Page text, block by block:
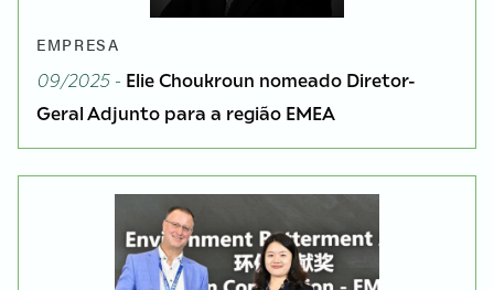
EMPRESA
09/2025 - Elie Choukroun nomeado Diretor-
Geral Adjunto para a região EMEA